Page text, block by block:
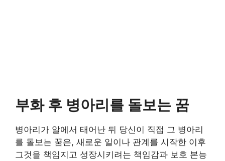
부화 후 병아리를 돌보는 꿈
병아리가 알에서 태어난 뒤 당신이 직접 그 병아리
를 돌보는 꿈은, 새로운 일이나 관계를 시작한 이후
그것을 책임지고 성장시키려는 책임감과 보호 본능